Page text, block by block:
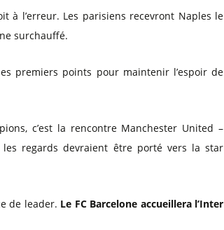
à l’erreur. Les parisiens recevront Naples le
surchauffé.
premiers points pour maintenir l’espoir de
c’est la rencontre Manchester United –
regards devraient être porté vers la star
de leader. Le FC Barcelone accueillera l’Inter